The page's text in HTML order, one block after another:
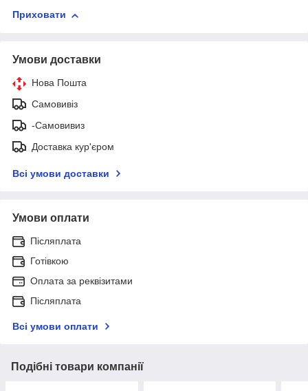
Приховати
Умови доставки
Нова Пошта
Самовивіз
-Самовивиз
Доставка кур'єром
Всі умови доставки
Умови оплати
Післяплата
Готівкою
Оплата за реквізитами
Післяплата
Всі умови оплати
Подібні товари компанії